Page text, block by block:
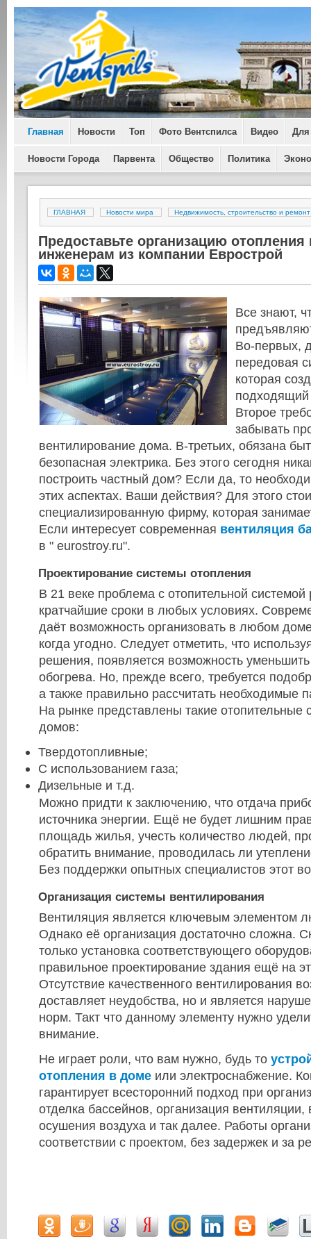
Главная Новости Топ Фото Вентспилса Видео Для
Новости Города Парвента Общество Политика
ГЛАВНАЯ Новости мира Недвижимость, строительство и ремонт
Предоставьте организацию
инженерам из компании Еврострой
Все знают,
Во-первых,
передовая
которая
подходящий
Второе
забывать
вентилирование дома. В-третьих, обязана
безопасная электрика. Без этого сегодня
построить частный дом? Если да, то
этих аспектах. Ваши действия? Для этого
специализированную фирму, которая
Если интересует современная вентиляция
в " eurostroy.ru".
Проектирование системы отопления
В 21 веке проблема с отопительной системой
кратчайшие сроки в любых условиях.
даёт возможность организовать в любом
когда угодно. Следует отметить, что
решения, появляется возможность
обогрева. Но, прежде всего, требуется
а также правильно рассчитать необходимые
На рынке представлены такие отопительные
домов:
Твердотопливные;
С использованием газа;
Дизельные и т.д.
Можно придти к заключению, что отдача
источника энергии. Ещё не будет лишним
площадь жилья, учесть количество людей,
обратить внимание, проводилась ли
Без поддержки опытных специалистов этот
Организация системы вентилирования
Вентиляция является ключевым элементом
Однако её организация достаточно сложна.
только установка соответствующего
правильное проектирование здания ещё на
Отсутствие качественного вентилирования
доставляет неудобства, но и является
норм. Такт что данному элементу нужно
внимание.
Не играет роли, что вам нужно, будь то
отопления в доме или электроснабжение.
гарантирует всесторонний подход при
отделка бассейнов, организация
осушения воздуха и так далее. Работы
соответствии с проектом, без задержек и за